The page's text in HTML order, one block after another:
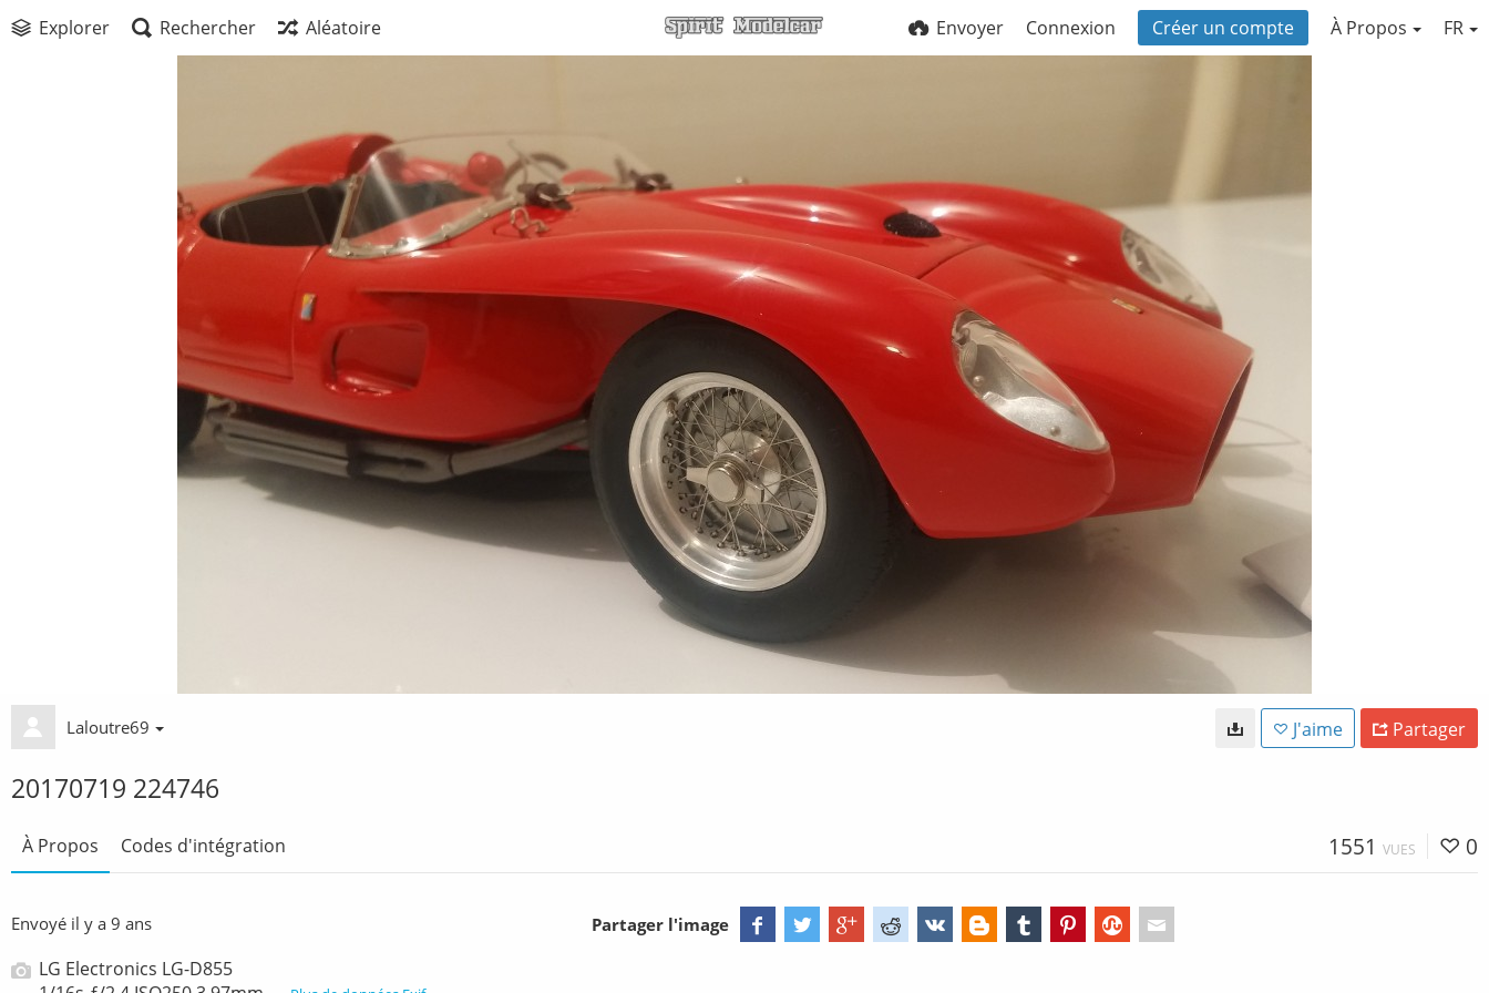
Explorer Rechercher Aléatoire Envoyer Connexion Créer un compte À Propos FR
Laloutre69 J'aime Partager
20170719 224746
À Propos Codes d'intégration 1551 VUES 0
Envoyé il y a 9 ans
LG Electronics LG-D855
Partager l'image